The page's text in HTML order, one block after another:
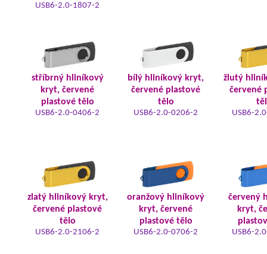
USB6-2.0-1807-2
stříbrný hliníkový
kryt, červené
plastové tělo
USB6-2.0-0406-2
bílý hliníkový kryt,
červené plastové
tělo
USB6-2.0-0206-2
žlutý
červené
USB6-
zlatý hliníkový kryt,
červené plastové
tělo
USB6-2.0-2106-2
oranžový hliníkový
kryt, červené
plastové tělo
USB6-2.0-0706-2
červený
kryt,
USB6-